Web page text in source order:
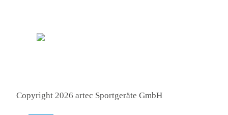
Copyright 2026 artec Sportgeräte GmbH